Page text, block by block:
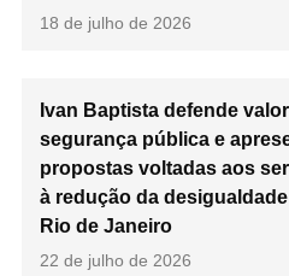
18 de julho de 2026
Ivan Baptista defende
segurança pública e
propostas voltadas aos
à redução da
Rio de Janeiro
22 de julho de 2026